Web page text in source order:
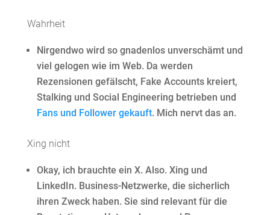
Wahrheit
Nirgendwo wird so gnadenlos unverschämt und
viel gelogen wie im Web. Da werden
Rezensionen gefälscht, Fake Accounts kreiert,
Stalking und Social Engineering betrieben und
Fans und Follower gekauft. Mich nervt das an.
Xing nicht
Okay, ich brauchte ein X. Also. Xing und
LinkedIn. Business-Netzwerke, die sicherlich
ihren Zweck haben. Sie sind relevant für die